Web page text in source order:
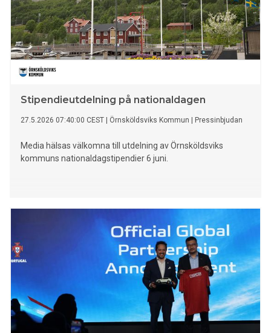
Stipendieutdelning på nationaldagen
27.5.2026 07:40:00 CEST Örnsköldsviks Kommun Pressinbjudan
Media hälsas välkomna till utdelning av Örnsköldsviks
kommuns nationaldagstipendier 6 juni.